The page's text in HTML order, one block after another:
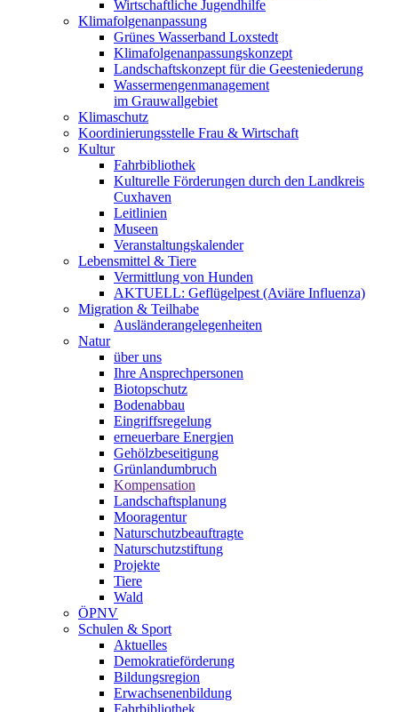
Wirtschaftliche Jugendhilfe
Klimafolgenanpassung
Grünes Wasserband Loxstedt
Klimafolgenanpassungskonzept
Landschaftskonzept für die Geesteniederung
Wassermengenmanagement
im Grauwallgebiet
Klimaschutz
Koordinierungsstelle Frau & Wirtschaft
Kultur
Fahrbibliothek
Kulturelle Förderungen durch den Landkreis
Cuxhaven
Leitlinien
Museen
Veranstaltungskalender
Lebensmittel & Tiere
Vermittlung von Hunden
AKTUELL: Geflügelpest (Aviäre Influenza)
Migration & Teilhabe
Ausländerangelegenheiten
Natur
über uns
Ihre Ansprechpersonen
Biotopschutz
Bodenabbau
Eingriffsregelung
erneuerbare Energien
Gehölzbeseitigung
Grünlandumbruch
Kompensation
Landschaftsplanung
Mooragentur
Naturschutzbeauftragte
Naturschutzstiftung
Projekte
Tiere
Wald
ÖPNV
Schulen & Sport
Aktuelles
Demokratieförderung
Bildungsregion
Erwachsenenbildung
Fahrbibliothek